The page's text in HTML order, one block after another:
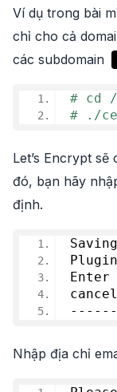
Ví dụ trong bài
chỉ cho cả
các subdomain
# cd
# ./
Let’s Encrypt
đó, bạn hãy
định.
Enter
Nhập địa chỉ